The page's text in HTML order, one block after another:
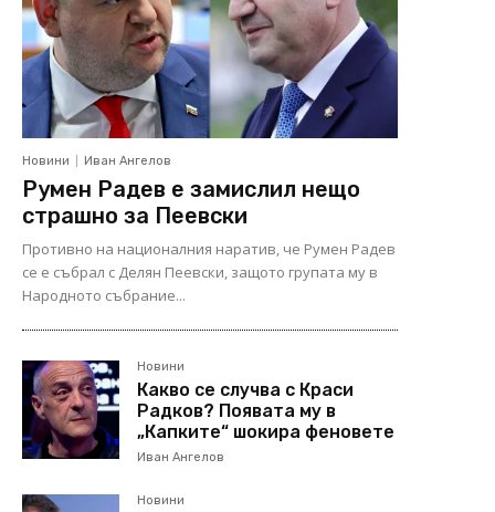
Новини Иван Ангелов
Румен Радев е замислил нещо
страшно за Пеевски
Противно на националния наратив, че Румен Радев
се е събрал с Делян Пеевски, защото групата му в
Народното събрание...
Новини
Какво се случва с Краси
Радков? Появата му в
„Капките“ шокира феновете
Иван Ангелов
Новини